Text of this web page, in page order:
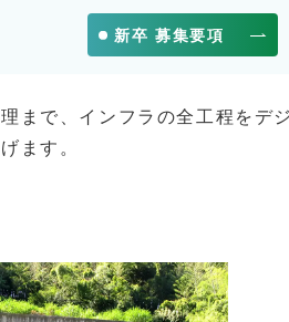
新卒 募集要項
で、インフラの全工程をデ
ます。